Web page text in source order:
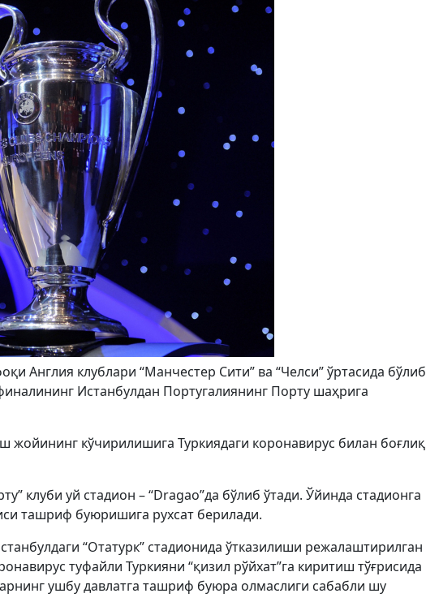
Англия клублари “Манчестер Сити” ва “Челси” ўртасида бўлиб
Истанбулдан Португалиянинг Порту шаҳрига
кўчирилишига Туркиядаги коронавирус билан боғлиқ
клуби уй стадион – “Dragao”да бўлиб ўтади. Ўйинда стадионга
ташриф буюришига рухсат берилади.
“Отатурк” стадионида ўтказилиши режалаштирилган
туфайли Туркияни “қизил рўйхат”га киритиш тўғрисида
ушбу давлатга ташриф буюра олмаслиги сабабли шу